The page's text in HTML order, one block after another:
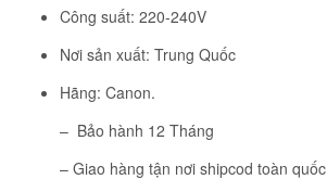
Công suất: 220-240V
Nơi sản xuất: Trung Quốc
Hãng: Canon.
– Bảo hành 12 Tháng
– Giao hàng tận nơi shipcod toàn quốc